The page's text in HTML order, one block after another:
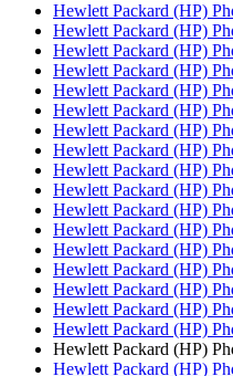
Hewlett Packard (HP)
Hewlett Packard (HP)
Hewlett Packard (HP)
Hewlett Packard (HP)
Hewlett Packard (HP)
Hewlett Packard (HP)
Hewlett Packard (HP)
Hewlett Packard (HP)
Hewlett Packard (HP)
Hewlett Packard (HP)
Hewlett Packard (HP)
Hewlett Packard (HP)
Hewlett Packard (HP)
Hewlett Packard (HP)
Hewlett Packard (HP)
Hewlett Packard (HP)
Hewlett Packard (HP)
Hewlett Packard (HP)
Hewlett Packard (HP)